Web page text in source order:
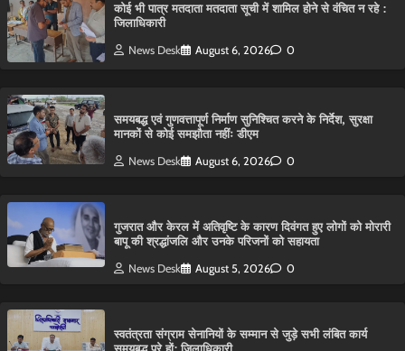
कोई भी पात्र मतदाता मतदाता सूची में शामिल होने से वंचित न रहे :
जिलाधिकारी
News Desk August 6, 2026 0
समयबद्ध एवं गुणवत्तापूर्ण निर्माण सुनिश्चित करने के निर्देश, सुरक्षा
मानकों से कोई समझौता नहींः डीएम
News Desk August 6, 2026 0
गुजरात और केरल में अतिवृष्टि के कारण दिवंगत हुए लोगों को मोरारी
बापू की श्रद्धांजलि और उनके परिजनों को सहायता
News Desk August 5, 2026 0
स्वतंत्रता संग्राम सेनानियों के सम्मान से जुड़े सभी लंबित कार्य